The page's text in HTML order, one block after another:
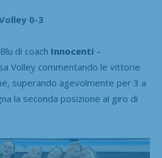
0-3
di coach Innocenti –
Volley commentando le vittorie
superando agevolmente per 3 a
la seconda posizione al giro di